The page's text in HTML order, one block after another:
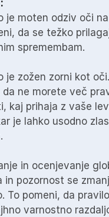
je moten odziv oči
da se težko
spremembam.
je zožen zorni kot
da ne morete več
kaj prihaja z vaše
je lahko usodno
in ocenjevanje
in pozornost se
To pomeni, da
varnostno